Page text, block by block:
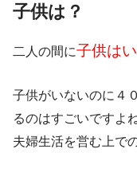
子供は？
二人の間に子供は
子供がいないのに４
るのはすごいですよね
夫婦生活を営む上で